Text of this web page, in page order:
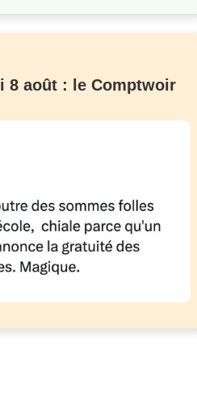
8 août : le Comptwoir